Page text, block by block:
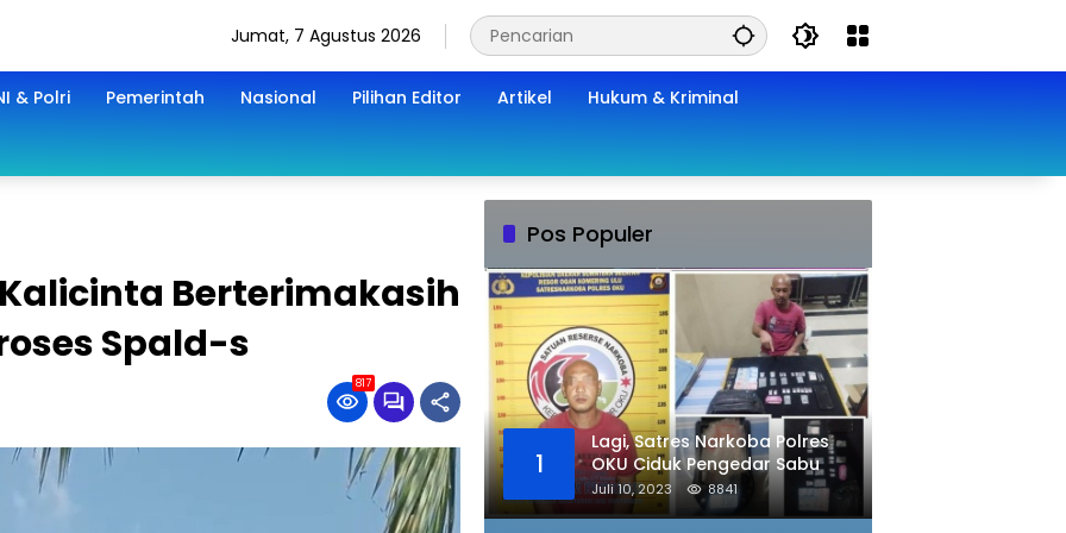
Jumat, 7 Agustus 2026
& Polri Pemerintah Nasional Pilihan Editor Artikel Hukum & Kriminal
Berterimakasih
Spald-s
817
Pos Populer
1
Lagi, Satres Narkoba Polres
OKU Ciduk Pengedar Sabu
Juli 10, 2023 8841